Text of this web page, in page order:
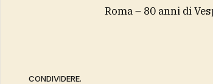
Roma – 80 anni di
CONDIVIDERE.